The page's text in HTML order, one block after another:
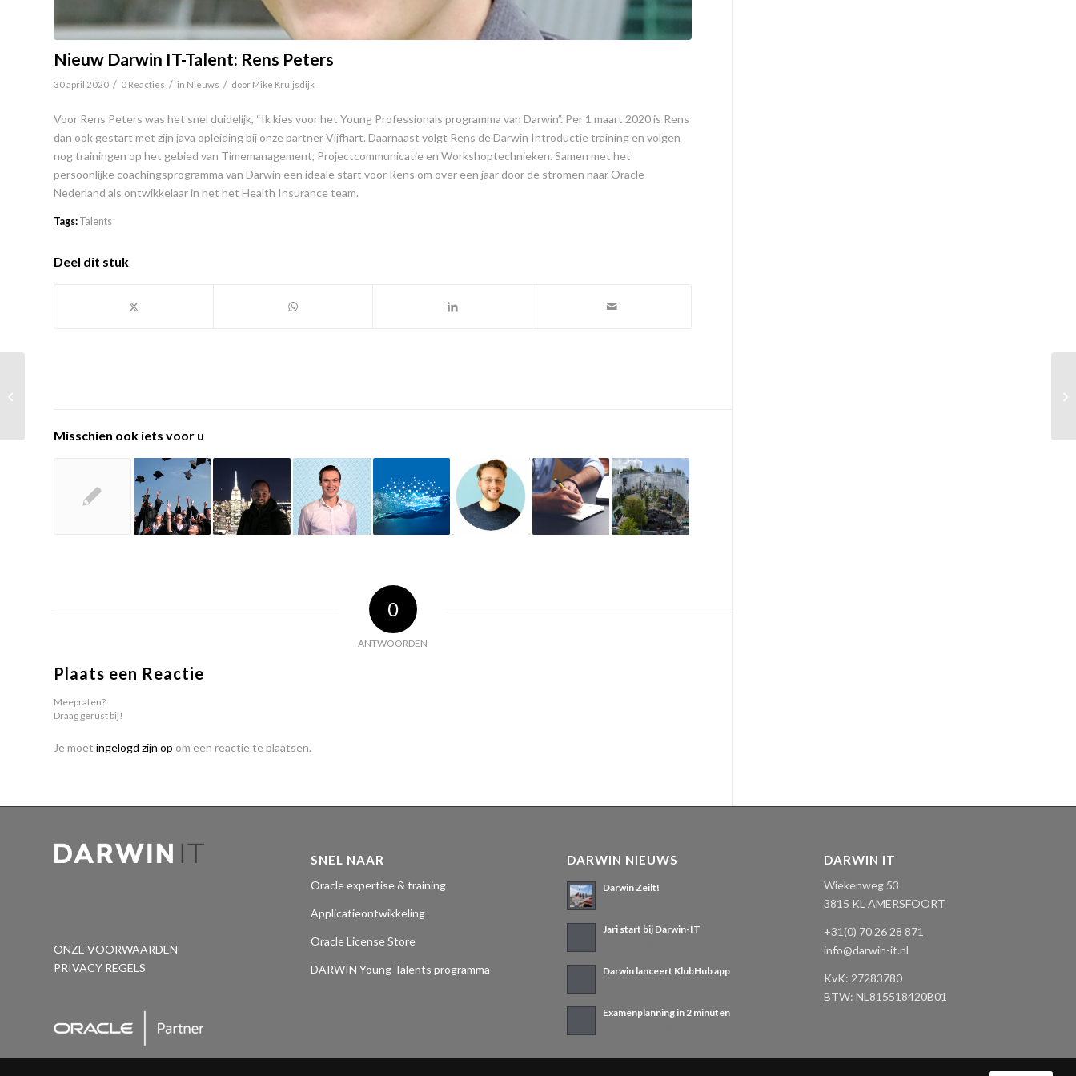
Nieuw Darwin IT-Talent: Rens Peters
30 april 2020 / 0 Reacties / in Nieuws / door Mike Kruijsdijk
Voor Rens Peters was het snel duidelijk, “Ik kies voor het Young Professionals programma van Darwin”. Per 1 maart 2020 is Rens
dan ook gestart met zijn java opleiding bij onze partner Vijfhart. Daarnaast volgt Rens de Darwin Introductie training en volgen
nog trainingen op het gebied van Timemanagement, Projectcommunicatie en Workshoptechnieken. Samen met het
persoonlijke coachingsprogramma van Darwin een ideale start voor Rens om over een jaar door de stromen naar Oracle
Nederland als ontwikkelaar in het het Health Insurance team.
Tags: Talents
Deel dit stuk
Misschien ook iets voor u
0
ANTWOORDEN
Plaats een Reactie
Meepraten?
Draag gerust bij!
Je moet ingelogd zijn op om een reactie te plaatsen.
ONZE VOORWAARDEN
PRIVACY REGELS
SNEL NAAR
Oracle expertise & training
Applicatieontwikkeling
Oracle License Store
DARWIN Young Talents programma
DARWIN NIEUWS
Darwin Zeilt!
Jari start bij Darwin-IT
Darwin lanceert KlubHub app
Examenplanning in 2 minuten
DARWIN IT
Wiekenweg 53
3815 KL AMERSFOORT
+31(0) 70 26 28 871
info@darwin-it.nl
KvK: 27283780
BTW: NL 815518420B01
denken